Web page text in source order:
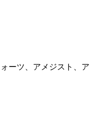
ツ、アメジスト、